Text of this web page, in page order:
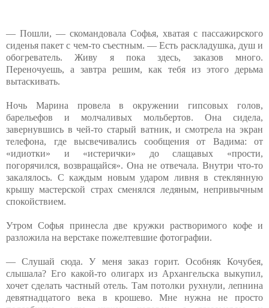
— Пошли, — скомандовала Софья, хватая с пассажирского
сиденья пакет с чем-то съестным. — Есть раскладушка, душ и
обогреватель. Живу я пока здесь, заказов много.
Переночуешь, а завтра решим, как тебя из этого дерьма
вытаскивать.
Ночь Марина провела в окружении гипсовых голов,
барельефов и молчаливых мольбертов. Она сидела,
завернувшись в чей-то старый ватник, и смотрела на экран
телефона, где высвечивались сообщения от Вадима: от
«идиотки» и «истерички» до слащавых «прости,
погорячился, возвращайся». Она не отвечала. Внутри что-то
закалялось. С каждым новым ударом ливня в стеклянную
крышу мастерской страх сменялся ледяным, непривычным
спокойствием.
Утром Софья принесла две кружки растворимого кофе и
разложила на верстаке пожелтевшие фотографии.
— Слушай сюда. У меня заказ горит. Особняк Кочубея,
слышала? Его какой-то олигарх из Архангельска выкупил,
хочет сделать частный отель. Там потолки рухнули, лепнина
девятнадцатого века в крошево. Мне нужна не просто